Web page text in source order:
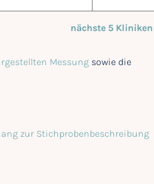
nächste 5 Kliniken
Messung sowie die
zur Stichprobenbeschreibung